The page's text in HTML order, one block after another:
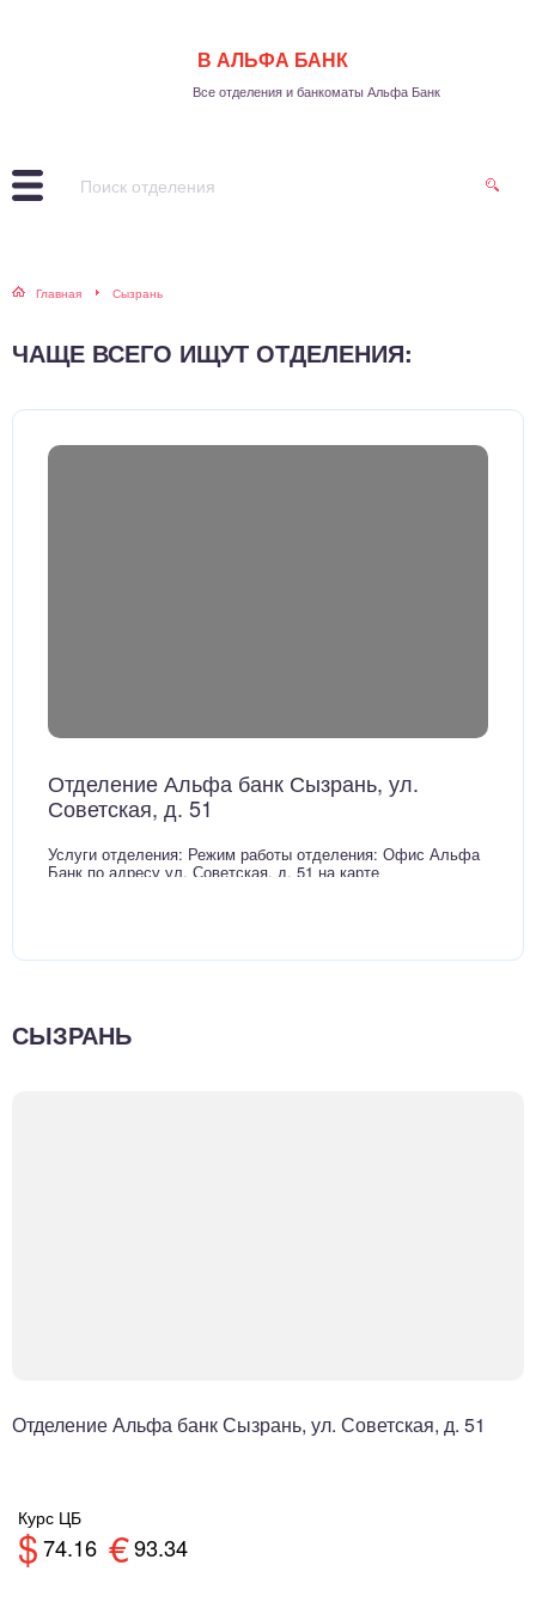
В АЛЬФА БАНК
Все отделения и банкоматы Альфа Банк
Главная Сызрань
ЧАЩЕ ВСЕГО ИЩУТ ОТДЕЛЕНИЯ:
Отделение Альфа банк Сызрань, ул.
Советская, д. 51
Услуги отделения: Режим работы отделения: Офис Альфа
Банк по адресу ул. Советская, д. 51 на карте
СЫЗРАНЬ
Отделение Альфа банк Сызрань, ул. Советская, д. 51
Курс ЦБ
$74.16 €93.34